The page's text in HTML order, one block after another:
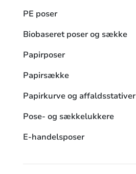
PE poser
Biobaseret poser og sække
Papirposer
Papirsække
Papirkurve og affaldsstativer
Pose- og sækkelukkere
E-handelsposer